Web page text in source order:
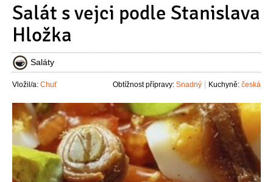
Salát s vejci podle Stanislava
Hložka
Saláty
Vložil/a: Chuť Kuchyně: česká
Obtížnost přípravy: Snadný